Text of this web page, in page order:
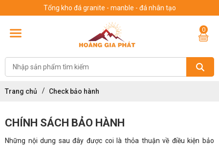
Tổng kho đá granite - manble - đá nhân tạo
0
Trang chủ Check bảo hành
CHÍNH SÁCH BẢO HÀNH
Những nội dung sau đây được coi là thỏa thuận về điều kiện bảo